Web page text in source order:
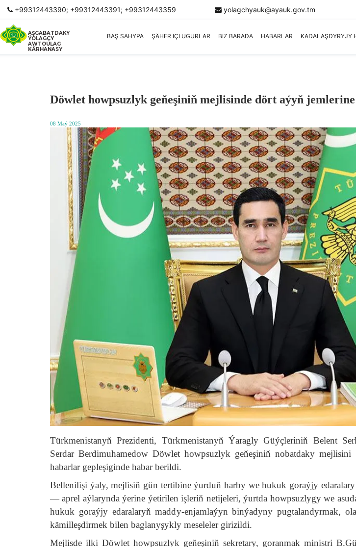
+99312443390; +99312443391; +99312443359 yolagchyauk@ayauk.gov.tm
AŞGABATDAKY
ÝOLAGÇY
AWTOULAG
KÄRHANASY
BAŞ SAHYPA ŞÄHER IÇI UGURLAR BIZ BARADA HABARLAR KADALAŞDYRYJY
Döwlet howpsuzlyk geňeşiniň mejlisinde dört aýyň
08 Maý 2025
Türkmenistanyň Prezidenti, Türkmenistanyň Ýaragly Güýçleriniň Belent
Serdar Berdimuhamedow Döwlet howpsuzlyk geňeşiniň nobatdaky mejlisini
habarlar gepleşiginde habar berildi.
Bellenilişi ýaly, mejlisiň gün tertibine ýurduň harby we hukuk goraýjy
— aprel aýlarynda ýerine ýetirilen işleriň netijeleri, ýurtda howpsuzlygy we
hukuk goraýjy edaralaryň maddy-enjamlaýyn binýadyny pugtalandyrmak,
kämilleşdirmek bilen baglanyşykly meseleler girizildi.
Mejlisde ilki Döwlet howpsuzlyk geňeşiniň sekretary, goranmak ministri